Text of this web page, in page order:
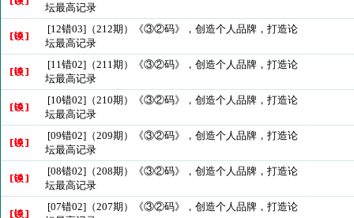
坛最高记录
[12错03]（212期）《③②码》，创造个人品牌，打造论
坛最高记录
[11错02]（211期）《③②码》，创造个人品牌，打造论
坛最高记录
[10错02]（210期）《③②码》，创造个人品牌，打造论
坛最高记录
[09错02]（209期）《③②码》，创造个人品牌，打造论
坛最高记录
[08错02]（208期）《③②码》，创造个人品牌，打造论
坛最高记录
[07错02]（207期）《③②码》，创造个人品牌，打造论